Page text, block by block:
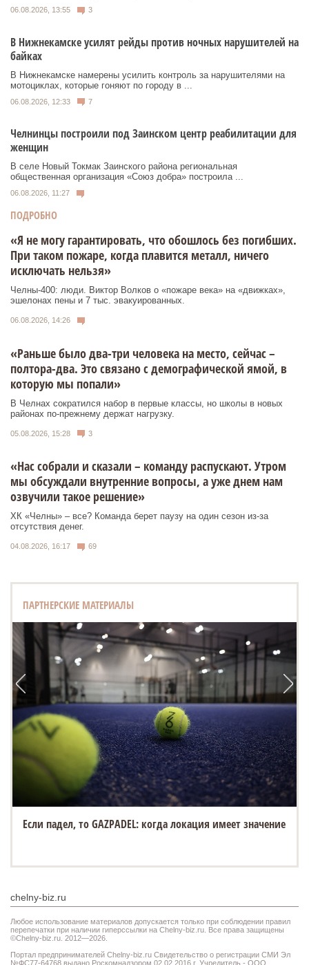
06.08.2026, 13:55 3
В Нижнекамске усилят рейды против ночных нарушителей на
байках
В Нижнекамске намерены усилить контроль за нарушителями на
мотоциклах, которые гоняют по городу в ...
06.08.2026, 12:33 7
Челнинцы построили под Заинском центр реабилитации для
женщин
В селе Новый Токмак Заинского района региональная
общественная организация «Союз добра» построила ...
06.08.2026, 11:27
ПОДРОБНО
«Я не могу гарантировать, что обошлось без погибших.
При таком пожаре, когда плавится металл, ничего
исключать нельзя»
Челны-400: люди. Виктор Волков о «пожаре века» на «движках»,
эшелонах пены и 7 тыс. эвакуированных.
06.08.2026, 14:26
«Раньше было два-три человека на место, сейчас –
полтора-два. Это связано с демографической ямой, в
которую мы попали»
В Челнах сократился набор в первые классы, но школы в новых
районах по-прежнему держат нагрузку.
05.08.2026, 15:28 3
«Нас собрали и сказали – команду распускают. Утром
мы обсуждали внутренние вопросы, а уже днем нам
озвучили такое решение»
ХК «Челны» – все? Команда берет паузу на один сезон из-за
отсутствия денег.
04.08.2026, 16:17 69
ПАРТНЕРСКИЕ МАТЕРИАЛЫ
«Белый город» открывает новую площадку на Спасской
chelny-biz.ru
Любое использование материалов допускается только при соблюдении правил
перепечатки при наличии гиперссылки на Chelny-biz.ru. Все права защищены
©Chelny-biz.ru. 2012—2026.
Портал предпринимателей Chelny-biz.ru Свидетельство о регистрации СМИ Эл
№ФС77-64768 выдано Роскомнадзором 02.02.2016 г. Учредитель - ООО